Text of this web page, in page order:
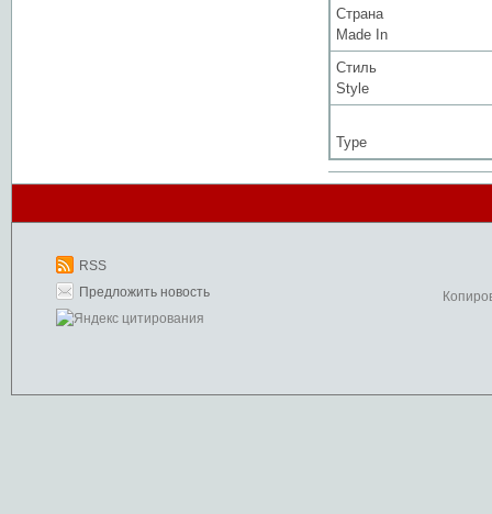
Страна
Made In
Стиль
Style
Type
RSS
Предложить новость